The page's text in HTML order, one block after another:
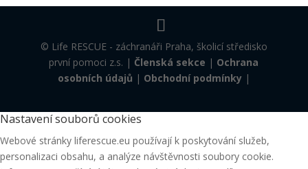
© Life RESCUE - záchranáři Praha, školicí středisko
první pomoci z.s. | Členská sekce | Ochrana
osobních údajů | Obchodní podmínky|
Nastavení souborů cookies
Webové stránky liferescue.eu používají k poskytování služeb,
personalizaci obsahu, a analýze návštěvnosti soubory cookie.